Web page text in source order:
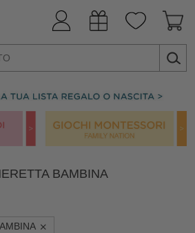
BAMBINA